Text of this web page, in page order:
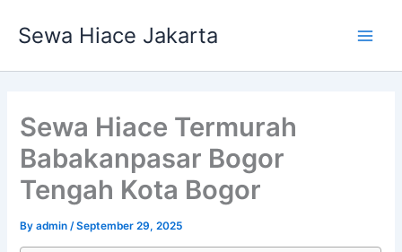
Sewa Hiace Jakarta
Sewa Hiace Termurah
Babakanpasar Bogor
Tengah Kota Bogor
Byadmin /September 29, 2025